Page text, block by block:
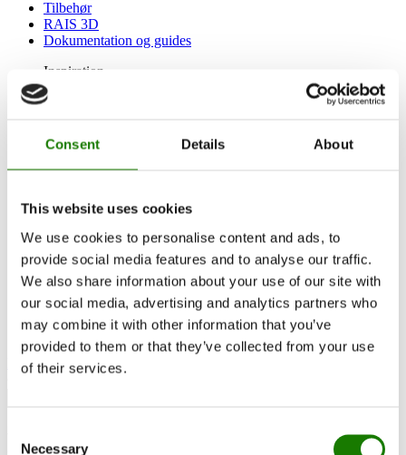
Consent Details About
This website uses cookies
We use cookies to personalise content and ads, to
provide social media features and to analyse our traffic.
We also share information about your use of our site with
our social media, advertising and analytics partners who
may combine it with other information that you’ve
provided to them or that they’ve collected from your use
of their services.
Selection
Necessary
Tilbehør
RAIS 3D
Dokumentation og guides
Inspiration
Udskiftningsregler
Sådan vælger du den rigtige brændeovn
Bliv Inspireret
Kataloger
Kontakt
Kundeservice
Om RAIS
ESG
Garanti
Pressefoto
Opdater forhandler data
Forhandler login
Kontakt forhandler
RAIS Nexo 100 & Juno L 160